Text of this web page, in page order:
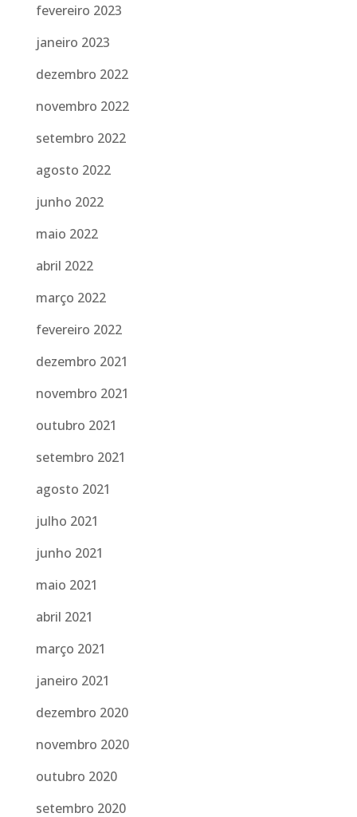
fevereiro 2023
janeiro 2023
dezembro 2022
novembro 2022
setembro 2022
agosto 2022
junho 2022
maio 2022
abril 2022
março 2022
fevereiro 2022
dezembro 2021
novembro 2021
outubro 2021
setembro 2021
agosto 2021
julho 2021
junho 2021
maio 2021
abril 2021
março 2021
janeiro 2021
dezembro 2020
novembro 2020
outubro 2020
setembro 2020